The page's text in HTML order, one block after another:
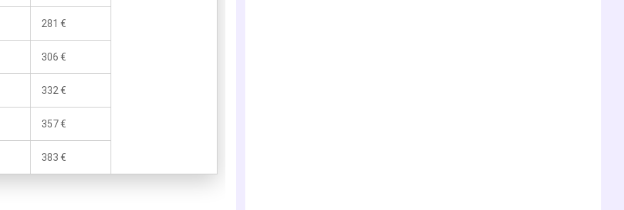
281 €
306 €
332 €
357 €
383 €